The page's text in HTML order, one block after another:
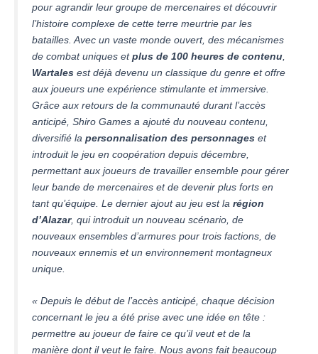
pour agrandir leur groupe de mercenaires et découvrir
l’histoire complexe de cette terre meurtrie par les
batailles. Avec un vaste monde ouvert, des mécanismes
de combat uniques etplus de 100 heures de contenu
Wartales est déjà devenu un classique du genre et offre
aux joueurs une expérience stimulante et immersive.
Grâce aux retours de la communauté durant l’accès
anticipé, Shiro Games a ajouté du nouveau contenu,
diversifié la personnalisation des personnages et
introduit le jeu en coopération depuis décembre,
permettant aux joueurs de travailler ensemble pour gérer
leur bande de mercenaires et de devenir plus forts en
tant qu’équipe. Le dernier ajout au jeu est la région
d’Alazar, qui introduit un nouveau scénario, de
nouveaux ensembles d’armures pour trois factions, de
nouveaux ennemis et un environnement montagneux
unique.
« Depuis le début de l’accès anticipé, chaque décision
concernant le jeu a été prise avec une idée en tête :
permettre au joueur de faire ce qu’il veut et de la
manière dont il veut le faire. Nous avons fait beaucoup